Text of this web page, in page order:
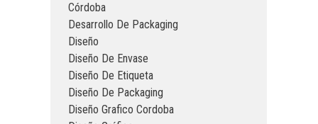
Córdoba
Desarrollo De Packaging
Diseño
Diseño De Envase
Diseño De Etiqueta
Diseño De Packaging
Diseño Grafico Cordoba